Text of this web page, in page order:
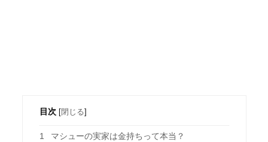
目次 [閉じる]
1 マシューの実家は金持ちって本当？